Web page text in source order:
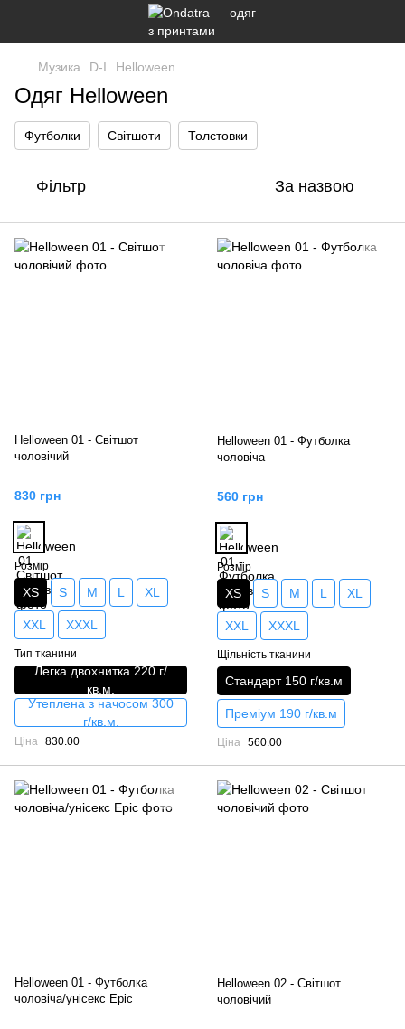
Музика D-I Helloween
Одяг Helloween
Футболки Світшоти Толстовки
Фільтр За назвою
Helloween 01 - Світшот
чоловічий
830 грн
Розмір
XS S M L XL
XXL XXXL
Тип тканини
Легка двохнитка 220 г/
кв.м.
Утеплена з начосом 300
г/кв.м.
Ціна 830.00
Helloween 01 - Футболка
чоловіча
560 грн
Розмір
XS S M L XL
XXL XXXL
Щільність тканини
Стандарт 150 г/кв.м
Преміум 190 г/кв.м
Ціна 560.00
Helloween 01 - Футболка
чоловіча/унісекс Epic
Helloween 02 - Світшот
чоловічий